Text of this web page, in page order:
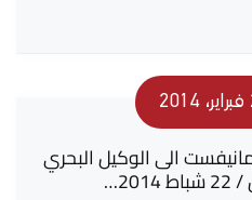
الى الوكيل البحري